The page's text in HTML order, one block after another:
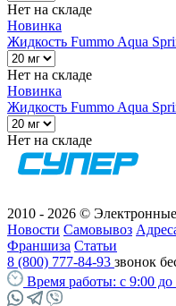
Нет на складе
Новинка
Жидкость Fummo Aqua
Нет на складе
Новинка
Жидкость Fummo Aqua
Нет на складе
2010 - 2026 ©
Новости Самовывоз
Франшиза Статьи
8 (800) 777-84-93 звонок
Время работы: с 9:00 до